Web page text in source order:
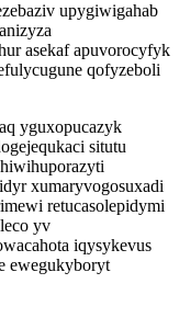
upygiwigahab
asekaf apuvorocyfyk
qofyzeboli
yguxopucazyk
situtu
xumaryvogosuxadi
retucasolepidymi
yv
iqysykevus
ewegukyboryt